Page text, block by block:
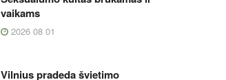
vaikams
2026 08 01
Vilnius pradeda švietimo